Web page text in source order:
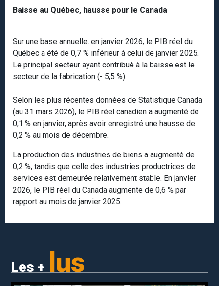
Baisse au Québec, hausse pour le Canada
Sur une base annuelle, en janvier 2026, le PIB réel du
Québec a été de 0,7 % inférieur à celui de janvier 2025.
Le principal secteur ayant contribué à la baisse est le
secteur de la fabrication (- 5,5 %).
Selon les plus récentes données de Statistique Canada
(au 31 mars 2026), le PIB réel canadien a augmenté de
0,1 % en janvier, après avoir enregistré une hausse de
0,2 % au mois de décembre.
La production des industries de biens a augmenté de
0,2 %, tandis que celle des industries productrices de
services est demeurée relativement stable. En janvier
2026, le PIB réel du Canada augmente de 0,6 % par
rapport au mois de janvier 2025.
Les + lus